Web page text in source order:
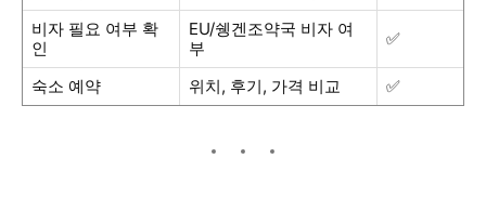
비자 필요 여부 확
인
EU/쉥겐조약국 비자 여
부
✅
숙소 예약 위치, 후기, 가격 비교 ✅